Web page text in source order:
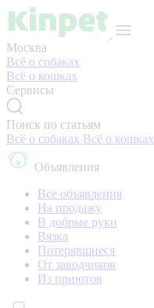
Москва
Всё о собаках
Всё о кошках
Сервисы
Поиск по статьям
Всё о собаках Всё о кошках
Объявления
Все объявления
На продажу
В добрые руки
Вязка
Потерявшиеся
От заводчиков
Из приютов